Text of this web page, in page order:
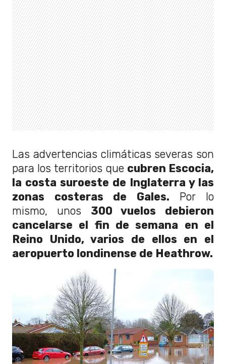
Las advertencias climáticas severas son
para los territorios que cubren Escocia,
la costa suroeste de Inglaterra y las
zonas costeras de Gales. Por lo
mismo, unos 300 vuelos debieron
cancelarse el fin de semana en el
Reino Unido, varios de ellos en el
aeropuerto londinense de Heathrow.